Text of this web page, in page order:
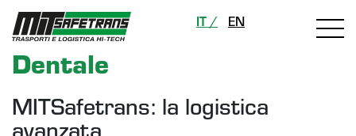
IT / EN
Dentale
MITSafetrans: la logistica